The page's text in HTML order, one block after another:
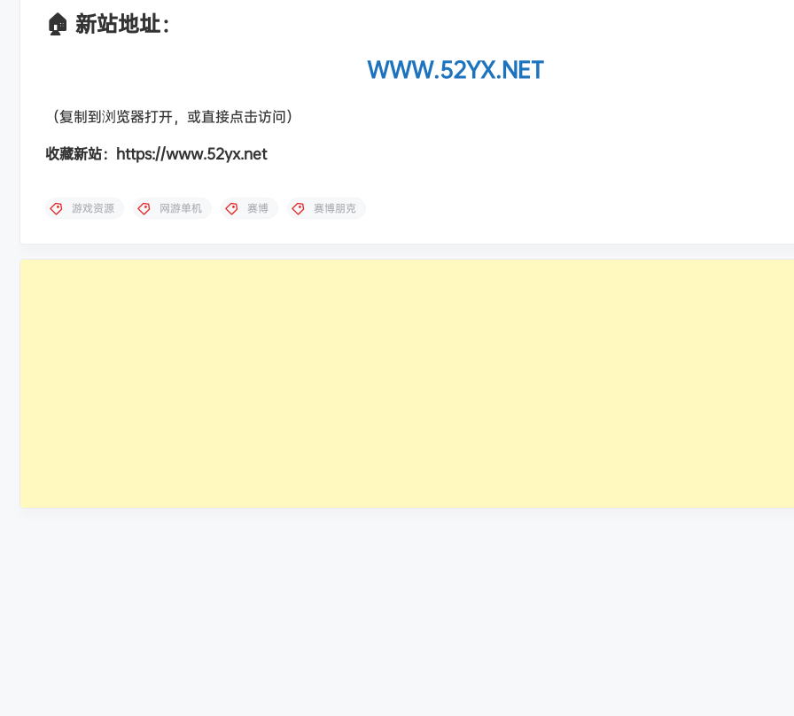
🏠 新站地址：
WWW.52YX.NET
（复制到浏览器打开，或直接点击访问）
收藏新站：https://www.52yx.net
游戏资源 网游单机 赛博 赛博朋克